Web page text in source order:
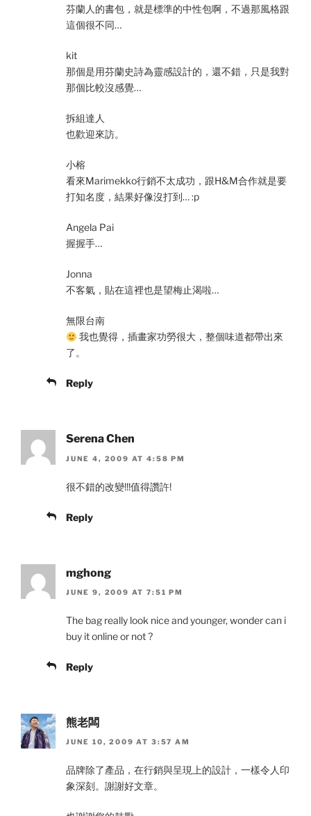
芬蘭人的書包，就是標準的中性包啊，不過那風格跟
這個很不同…
kit
那個是用芬蘭史詩為靈感設計的，還不錯，只是我對
那個比較沒感覺…
拆組達人
也歡迎來訪。
小榕
看來Marimekko行銷不太成功，跟H&M合作就是要
打知名度，結果好像沒打到… :p
Angela Pai
握握手…
Jonna
不客氣，貼在這裡也是望梅止渴啦…
無限台南
我也覺得，插畫家功勞很大，整個味道都帶出來
了。
Reply
Serena Chen
JUNE 4, 2009 AT 4:58 PM
很不錯的改變!!!值得讚許!
Reply
mghong
JUNE 9, 2009 AT 7:51 PM
The bag really look nice and younger, wonder can i
buy it online or not ?
Reply
熊老闆
JUNE 10, 2009 AT 3:57 AM
品牌除了產品，在行銷與呈現上的設計，一樣令人印
象深刻。謝謝好文章。